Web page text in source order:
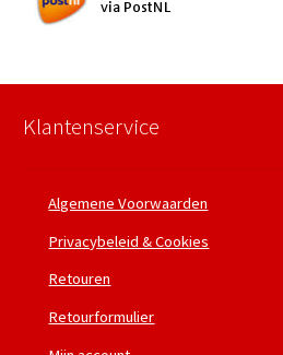
Klantenservice
Algemene Voorwaarden
Privacybeleid & Cookies
Retouren
Retourformulier